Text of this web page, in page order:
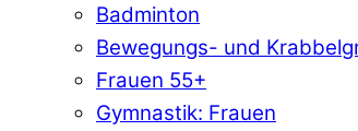
Badminton
Bewegungs- und
Frauen 55+
Gymnastik: Frauen